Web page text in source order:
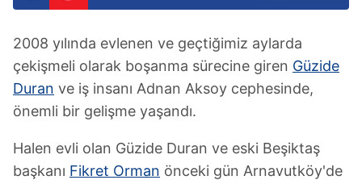
2008 yılında evlenen ve geçtiğimiz aylarda
çekişmeli olarak boşanma sürecine giren Güzide
Duran ve iş insanı Adnan Aksoy cephesinde,
önemli bir gelişme yaşandı.
Halen evli olan Güzide Duran ve eski Beşiktaş
başkanı Fikret Orman önceki gün Arnavutköy'de